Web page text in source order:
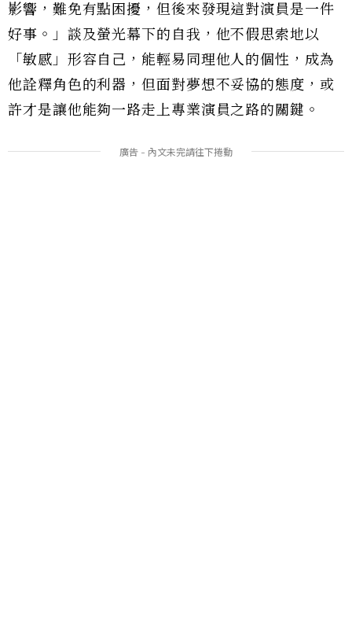
影響，難免有點困擾，但後來發現這對演員是一件
好事。」談及螢光幕下的自我，他不假思索地以
「敏感」形容自己，能輕易同理他人的個性，成為
他詮釋角色的利器，但面對夢想不妥協的態度，或
許才是讓他能夠一路走上專業演員之路的關鍵。